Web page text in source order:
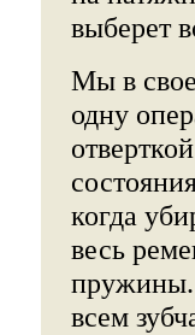
выберет
Мы в
одну
когда
весь
пружины.
всем